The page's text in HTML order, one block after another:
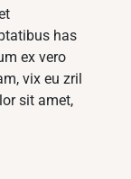
has
ex vero
vix eu zril
sit amet,